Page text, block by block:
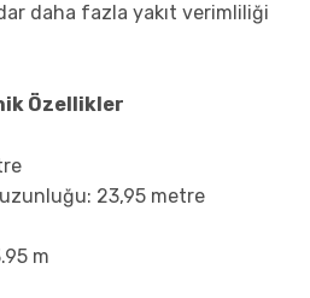
daha fazla yakıt verimliliği
Özellikler
23,95 metre
m